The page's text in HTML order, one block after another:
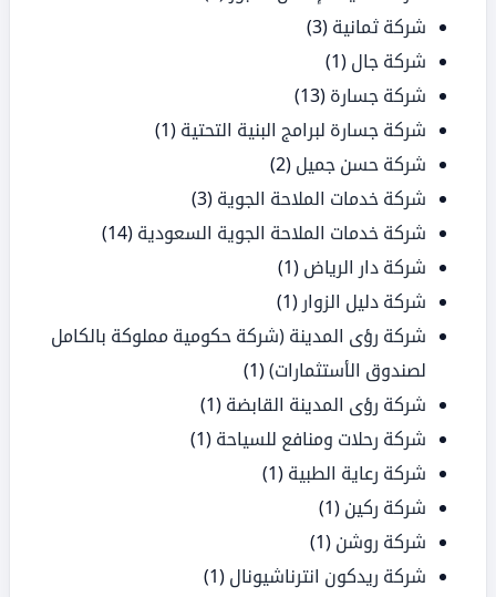
شركة ثمانية (3)
شركة جال (1)
شركة جسارة (13)
شركة جسارة لبرامج البنية التحتية (1)
شركة حسن جميل (2)
شركة خدمات الملاحة الجوية (3)
شركة خدمات الملاحة الجوية السعودية (14)
شركة دار الرياض (1)
شركة دليل الزوار (1)
شركة رؤى المدينة (شركة حكومية مملوكة بالكامل
لصندوق الأستثمارات)(1)
شركة رؤى المدينة القابضة (1)
شركة رحلات ومنافع للسياحة (1)
شركة رعاية الطبية (1)
شركة ركين (1)
شركة روشن (1)
شركة ريدكون انترناشيونال (1)